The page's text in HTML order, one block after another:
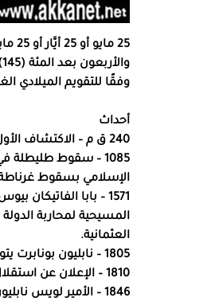
وفقًا للتقويم الميلادي الغربي
أحداث
240 ق م – الاكتشاف الأول لمذنب هالي.
1085 – سقوط
الإسلامي بسقوط غرناطة سنة 897 هـ الموافق
1571 – بابا
المسيحية لمحاربة
العثمانية.
1805 – نابليون بونابرت يتوج نفسه ملكًا على إيطاليا.
1810 – الإعلان عن استقلال الأرجنتين.
1846 – الأمير لويس نابليون يهرب من «قلعة هام» التي سجن فيها، وقد أصبح في ما بعد الإمبراطور نابليون الثالث.